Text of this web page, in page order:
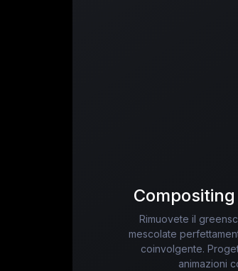
Rimuovete il
mescolate
coinvolgente.
animazioni